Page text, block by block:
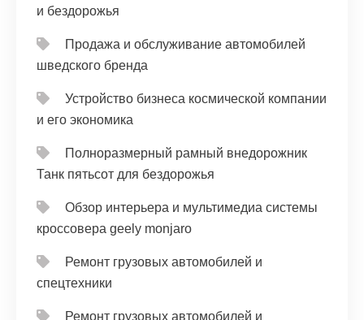
и бездорожья
Продажа и обслуживание автомобилей
шведского бренда
Устройство бизнеса космической компании
и его экономика
Полноразмерный рамный внедорожник
Танк пятьсот для бездорожья
Обзор интерьера и мультимедиа системы
кроссовера geely monjaro
Ремонт грузовых автомобилей и
спецтехники
Ремонт грузовых автомобилей и